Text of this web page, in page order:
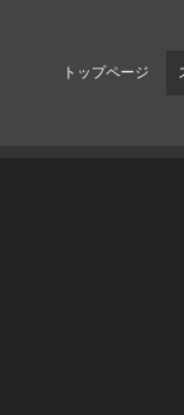
トップページ